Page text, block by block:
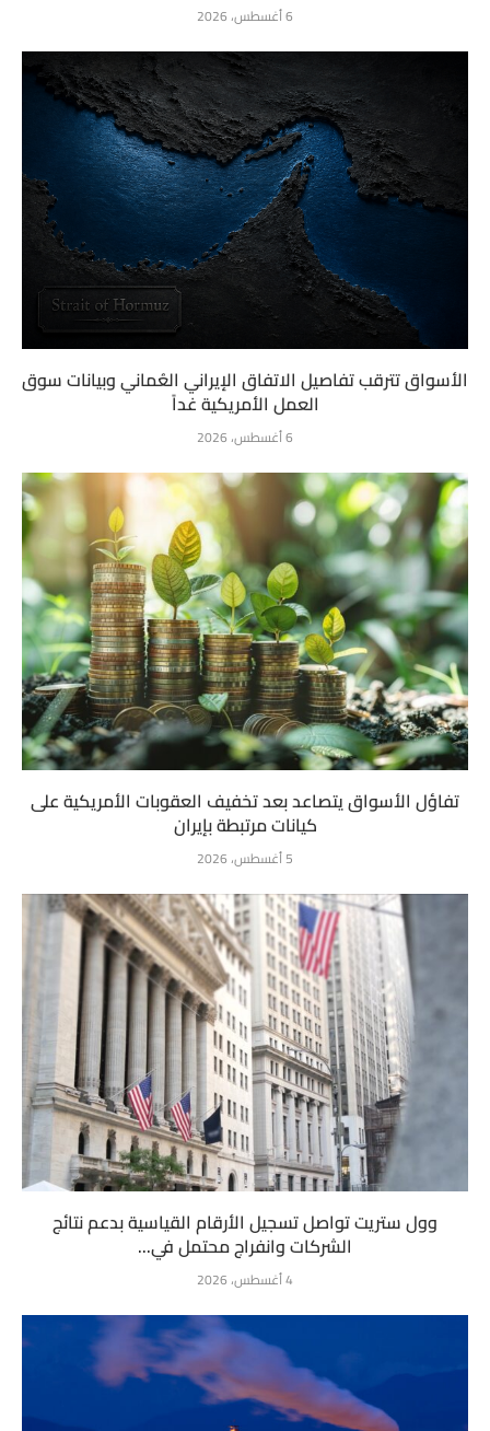
6 أغسطس، 2026
الأسواق تترقب تفاصيل الاتفاق الإيراني العُماني وبيانات سوق
العمل الأمريكية غداً
6 أغسطس، 2026
تفاؤل الأسواق يتصاعد بعد تخفيف العقوبات الأمريكية على
كيانات مرتبطة بإيران
5 أغسطس، 2026
وول ستريت تواصل تسجيل الأرقام القياسية بدعم نتائج
الشركات وانفراج محتمل في...
4 أغسطس، 2026